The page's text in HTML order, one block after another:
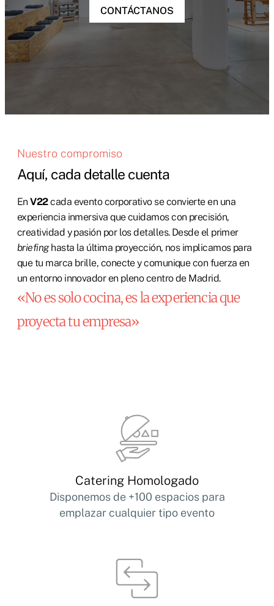
CONTÁCTANOS
Nuestro compromiso
Aquí, cada detalle cuenta
EnV22cada evento corporativo se convierte en una
experiencia inmersiva que cuidamos con precisión,
creatividad y pasión por los detalles. Desde el primer
briefinghasta la última proyección, nos implicamos para
que tu marca brille, conecte y comunique con fuerza en
un entorno innovador en pleno centro de Madrid.
«No es solo cocina, es la experiencia que
proyecta tu empresa»
Catering Homologado
Disponemos de +100 espacios para
emplazar cualquier tipo evento